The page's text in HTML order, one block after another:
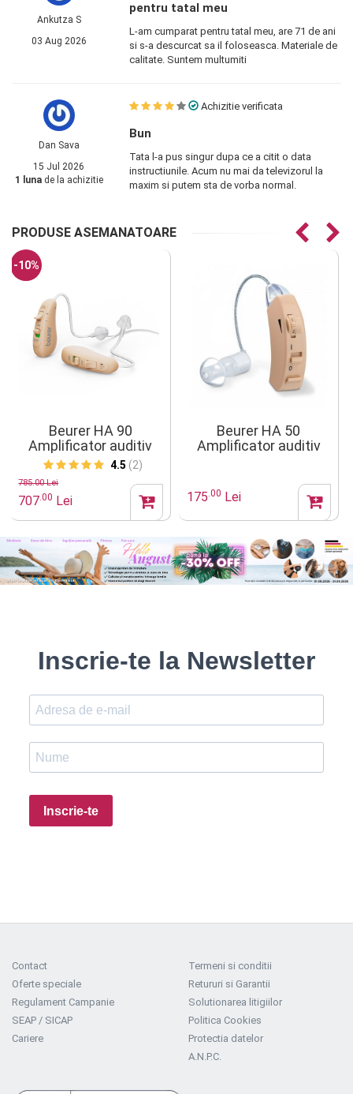
Ankutza S
03 Aug 2026
pentru tatal meu
L-am cumparat pentru tatal meu, are 71 de ani
si s-a descurcat sa il foloseasca. Materiale de
calitate. Suntem multumiti
Dan Sava
15 Jul 2026
1 lunade la achizitie
Achizitie verificata
Bun
Tata l-a pus singur dupa ce a citit o data
instructiunile. Acum nu mai da televizorul la
maxim si putem sta de vorba normal.
PRODUSE ASEMANATOARE
-10%
Beurer HA 90
Amplificator auditiv
digital 4.5 (2)
785.00 Lei
707.00 Lei
Beurer HA 50
Amplificator auditiv
175.00 Lei
Inscrie-te la Newsletter
Inscrie-te
Contact
Oferte speciale
Regulament Campanie
SEAP / SICAP
Cariere
Termeni si conditii
Retururi si Garantii
Solutionarea litigiilor
Politica Cookies
Protectia datelor
A.N.P.C.